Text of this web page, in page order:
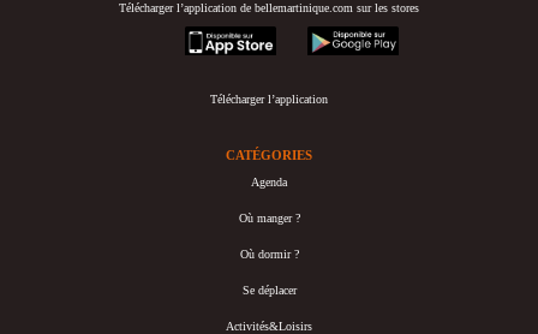
Télécharger l’application de bellemartinique.com sur les stores
appstore
googleplay
Télécharger l’application
CATÉGORIES
Agenda
Où manger ?
Où dormir ?
Se déplacer
Activités&Loisirs